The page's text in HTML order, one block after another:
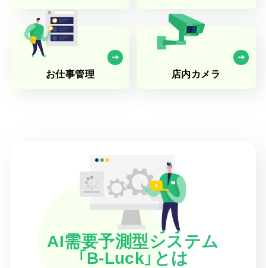
お仕事管理 店内カメラ
AI需要予測型システム
「B-Luck」とは